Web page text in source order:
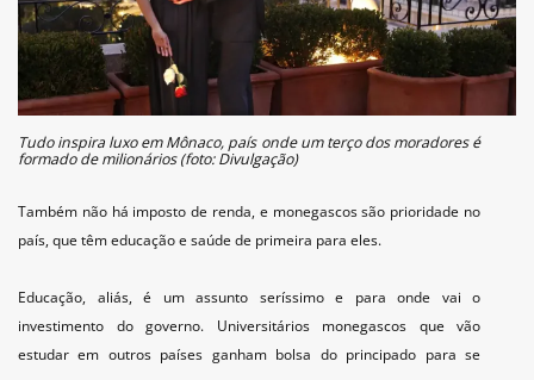
Tudo inspira luxo em Mônaco, país onde um terço dos moradores é
formado de milionários (foto: Divulgação)
Também não há imposto de renda, e monegascos são prioridade no
país, que têm educação e saúde de primeira para eles.
Educação, aliás, é um assunto seríssimo e para onde vai o
investimento do governo. Universitários monegascos que vão
estudar em outros países ganham bolsa do principado para se